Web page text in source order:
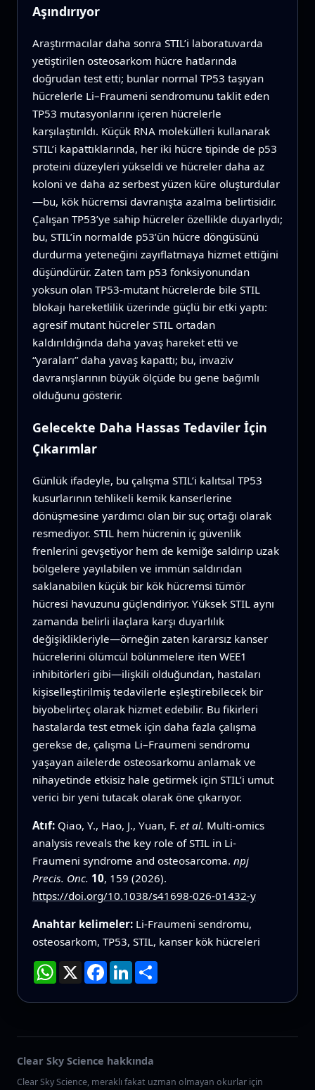
Aşındırıyor
Araştırmacılar daha sonra STIL’i laboratuvarda
yetiştirilen osteosarkom hücre hatlarında
doğrudan test etti; bunlar normal TP53 taşıyan
hücrelerle Li–Fraumeni sendromunu taklit eden
TP53 mutasyonlarını içeren hücrelerle
karşılaştırıldı. Küçük RNA molekülleri kullanarak
STIL’i kapattıklarında, her iki hücre tipinde de p53
proteini düzeyleri yükseldi ve hücreler daha az
koloni ve daha az serbest yüzen küre oluşturdular
—bu, kök hücremsi davranışta azalma belirtisidir.
Çalışan TP53’ye sahip hücreler özellikle duyarlıydı;
bu, STIL’in normalde p53’ün hücre döngüsünü
durdurma yeteneğini zayıflatmaya hizmet ettiğini
düşündürür. Zaten tam p53 fonksiyonundan
yoksun olan TP53‑mutant hücrelerde bile STIL
blokajı hareketlilik üzerinde güçlü bir etki yaptı:
agresif mutant hücreler STIL ortadan
kaldırıldığında daha yavaş hareket etti ve
“yaraları” daha yavaş kapattı; bu, invaziv
davranışlarının büyük ölçüde bu gene bağımlı
olduğunu gösterir.
Gelecekte Daha Hassas Tedaviler İçin
Çıkarımlar
Günlük ifadeyle, bu çalışma STIL’i kalıtsal TP53
kusurlarının tehlikeli kemik kanserlerine
dönüşmesine yardımcı olan bir suç ortağı olarak
resmediyor. STIL hem hücrenin iç güvenlik
frenlerini gevşetiyor hem de kemiğe saldırıp uzak
bölgelere yayılabilen ve immün saldırıdan
saklanabilen küçük bir kök hücremsi tümör
hücresi havuzunu güçlendiriyor. Yüksek STIL aynı
zamanda belirli ilaçlara karşı duyarlılık
değişiklikleriyle—örneğin zaten kararsız kanser
hücrelerini ölümcül bölünmelere iten WEE1
inhibitörleri gibi—ilişkili olduğundan, hastaları
kişiselleştirilmiş tedavilerle eşleştirebilecek bir
biyobelirteç olarak hizmet edebilir. Bu fikirleri
hastalarda test etmek için daha fazla çalışma
gerekse de, çalışma Li–Fraumeni sendromu
yaşayan ailelerde osteosarkomu anlamak ve
nihayetinde etkisiz hale getirmek için STIL’i umut
verici bir yeni tutacak olarak öne çıkarıyor.
Atıf: Qiao, Y., Hao, J., Yuan, F. et al. Multi-omics
analysis reveals the key role of STIL in Li-
Fraumeni syndrome and osteosarcoma. npj
Precis. Onc. 10, 159 (2026).
https://doi.org/10.1038/s41698-026-01432-y
Anahtar kelimeler: Li‑Fraumeni sendromu,
osteosarkom, TP53, STIL, kanser kök hücreleri
WhatsApp
X Facebook
LinkedInPaylaş
Clear Sky Science hakkında
Clear Sky Science, meraklı fakat uzman olmayan okurlar için